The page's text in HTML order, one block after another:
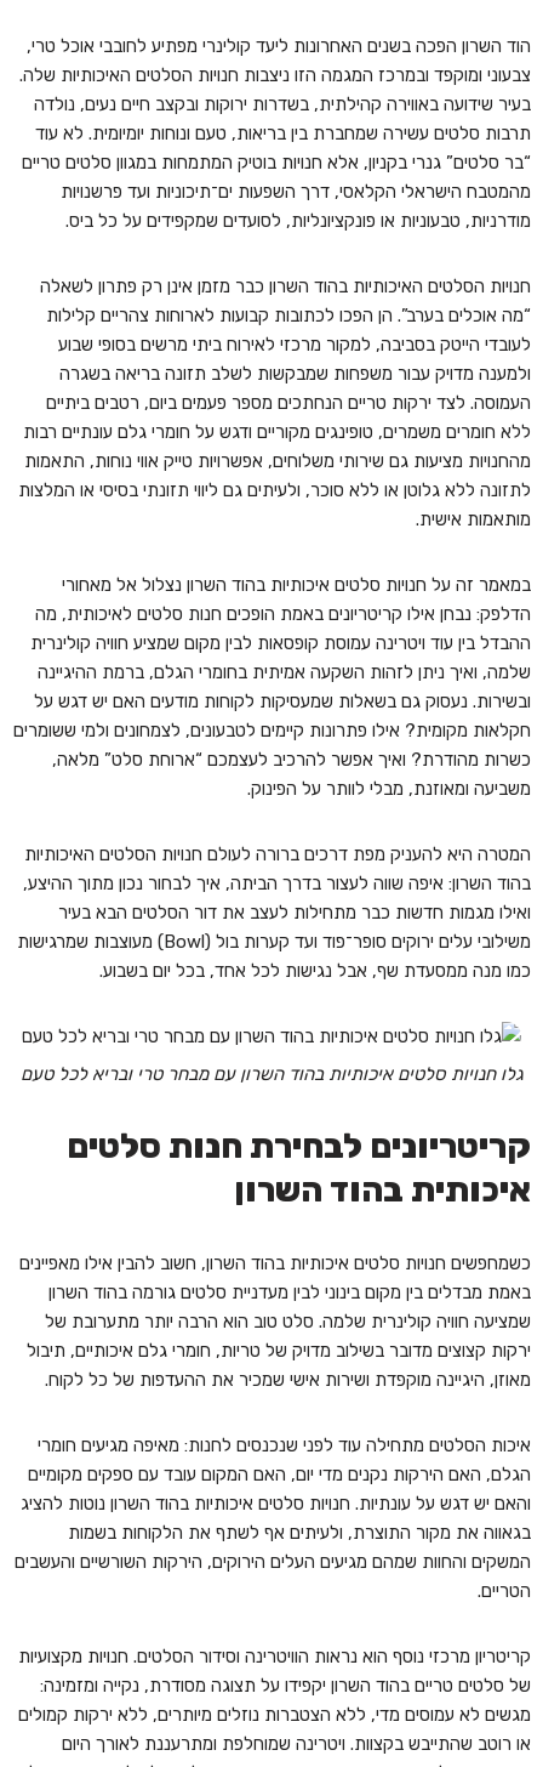
הוד השרון הפכה בשנים האחרונות ליעד קולינרי מפתיע לחובבי אוכל טרי,
צבעוני ומוקפד ובמרכז המגמה הזו ניצבות חנויות הסלטים האיכותיות שלה.
בעיר שידועה באווירה קהילתית, בשדרות ירוקות ובקצב חיים נעים, נולדה
תרבות סלטים עשירה שמחברת בין בריאות, טעם ונוחות יומיומית. לא עוד
“בר סלטים” גנרי בקניון, אלא חנויות בוטיק המתמחות במגוון סלטים טריים
מהמטבח הישראלי הקלאסי, דרך השפעות ים־תיכוניות ועד פרשנויות
מודרניות, טבעוניות או פונקציונליות, לסועדים שמקפידים על כל ביס.
חנויות הסלטים האיכותיות בהוד השרון כבר מזמן אינן רק פתרון לשאלה
“מה אוכלים בערב”. הן הפכו לכתובות קבועות לארוחות צהריים קלילות
לעובדי הייטק בסביבה, למקור מרכזי לאירוח ביתי מרשים בסופי שבוע
ולמענה מדויק עבור משפחות שמבקשות לשלב תזונה בריאה בשגרה
העמוסה. לצד ירקות טריים הנחתכים מספר פעמים ביום, רטבים ביתיים
ללא חומרים משמרים, טופינגים מקוריים ודגש על חומרי גלם עונתיים רבות
מהחנויות מציעות גם שירותי משלוחים, אפשרויות טייק אווי נוחות, התאמות
לתזונה ללא גלוטן או ללא סוכר, ולעיתים גם ליווי תזונתי בסיסי או המלצות
מותאמות אישית.
במאמר זה על חנויות סלטים איכותיות בהוד השרון נצלול אל מאחורי
הדלפק: נבחן אילו קריטריונים באמת הופכים חנות סלטים לאיכותית, מה
ההבדל בין עוד ויטרינה עמוסת קופסאות לבין מקום שמציע חוויה קולינרית
שלמה, ואיך ניתן לזהות השקעה אמיתית בחומרי הגלם, ברמת ההיגיינה
ובשירות. נעסוק גם בשאלות שמעסיקות לקוחות מודעים האם יש דגש על
חקלאות מקומית? אילו פתרונות קיימים לטבעונים, לצמחונים ולמי ששומרים
כשרות מהודרת? ואיך אפשר להרכיב לעצמכם “ארוחת סלט” מלאה,
משביעה ומאוזנת, מבלי לוותר על הפינוק.
המטרה היא להעניק מפת דרכים ברורה לעולם חנויות הסלטים האיכותיות
בהוד השרון: איפה שווה לעצור בדרך הביתה, איך לבחור נכון מתוך ההיצע,
ואילו מגמות חדשות כבר מתחילות לעצב את דור הסלטים הבא בעיר
משילובי עלים ירוקים סופר־פוד ועד קערות בול (Bowl) מעוצבות שמרגישות
כמו מנה ממסעדת שף, אבל נגישות לכל אחד, בכל יום בשבוע.
גלו חנויות סלטים איכותיות בהוד השרון עם מבחר טרי ובריא לכל טעם
קריטריונים לבחירת חנות סלטים
איכותית בהוד השרון
כשמחפשים חנויות סלטים איכותיות בהוד השרון, חשוב להבין אילו מאפיינים
באמת מבדלים בין מקום בינוני לבין מעדניית סלטים גורמה בהוד השרון
שמציעה חוויה קולינרית שלמה. סלט טוב הוא הרבה יותר מתערובת של
ירקות קצוצים מדובר בשילוב מדויק של טריות, חומרי גלם איכותיים, תיבול
מאוזן, היגיינה מוקפדת ושירות אישי שמכיר את ההעדפות של כל לקוח.
איכות הסלטים מתחילה עוד לפני שנכנסים לחנות: מאיפה מגיעים חומרי
הגלם, האם הירקות נקנים מדי יום, האם המקום עובד עם ספקים מקומיים
והאם יש דגש על עונתיות. חנויות סלטים איכותיות בהוד השרון נוטות להציג
בגאווה את מקור התוצרת, ולעיתים אף לשתף את הלקוחות בשמות
המשקים והחוות שמהם מגיעים העלים הירוקים, הירקות השורשיים והעשבים
הטריים.
קריטריון מרכזי נוסף הוא נראות הוויטרינה וסידור הסלטים. חנויות מקצועיות
של סלטים טריים בהוד השרון יקפידו על תצוגה מסודרת, נקייה ומזמינה:
מגשים לא עמוסים מדי, ללא הצטברות נוזלים מיותרים, ללא ירקות קמולים
או רוטב שהתייבש בקצוות. ויטרינה שמוחלפת ומתרעננת לאורך היום